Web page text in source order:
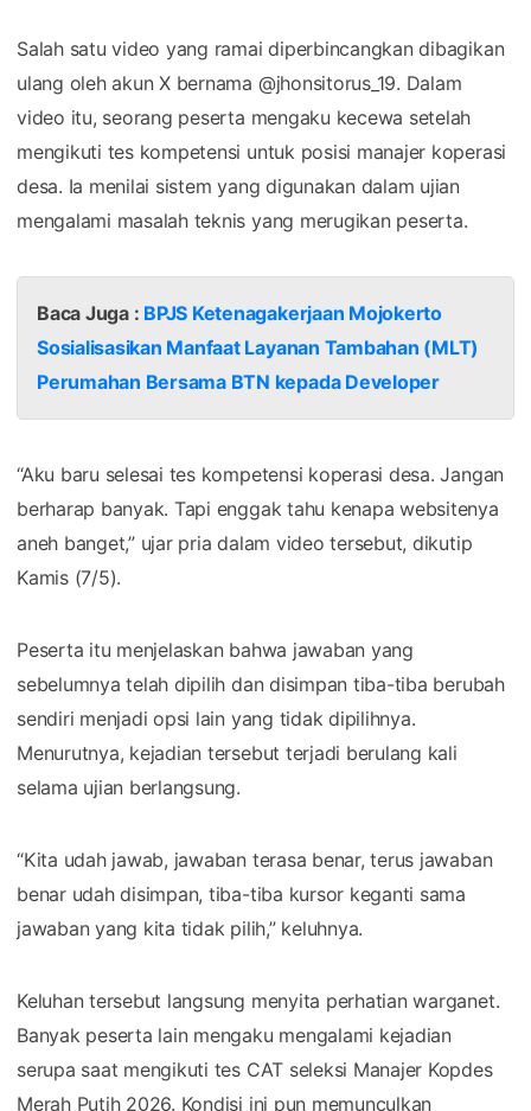
Salah satu video yang ramai diperbincangkan dibagikan
ulang oleh akun X bernama @jhonsitorus_19. Dalam
video itu, seorang peserta mengaku kecewa setelah
mengikuti tes kompetensi untuk posisi manajer koperasi
desa. Ia menilai sistem yang digunakan dalam ujian
mengalami masalah teknis yang merugikan peserta.
Baca Juga : BPJS Ketenagakerjaan Mojokerto
Sosialisasikan Manfaat Layanan Tambahan (MLT)
Perumahan Bersama BTN kepada Developer
“Aku baru selesai tes kompetensi koperasi desa. Jangan
berharap banyak. Tapi enggak tahu kenapa websitenya
aneh banget,” ujar pria dalam video tersebut, dikutip
Kamis (7/5).
Peserta itu menjelaskan bahwa jawaban yang
sebelumnya telah dipilih dan disimpan tiba-tiba berubah
sendiri menjadi opsi lain yang tidak dipilihnya.
Menurutnya, kejadian tersebut terjadi berulang kali
selama ujian berlangsung.
“Kita udah jawab, jawaban terasa benar, terus jawaban
benar udah disimpan, tiba-tiba kursor keganti sama
jawaban yang kita tidak pilih,” keluhnya.
Keluhan tersebut langsung menyita perhatian warganet.
Banyak peserta lain mengaku mengalami kejadian
serupa saat mengikuti tes CAT seleksi Manajer Kopdes
Merah Putih 2026. Kondisi ini pun memunculkan